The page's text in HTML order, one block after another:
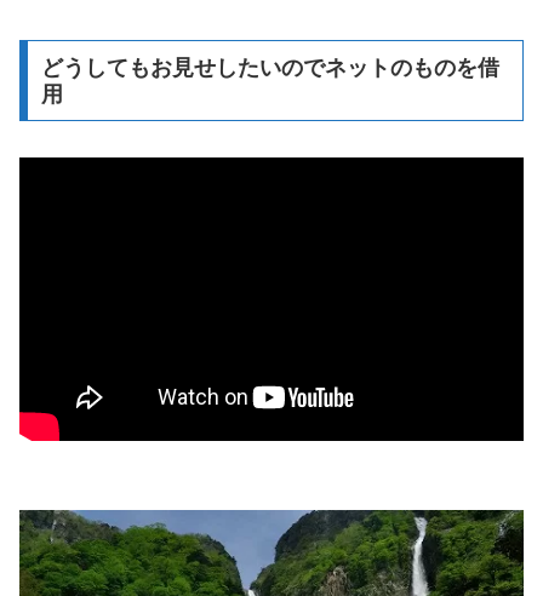
どうしてもお見せしたいのでネットのものを借
用